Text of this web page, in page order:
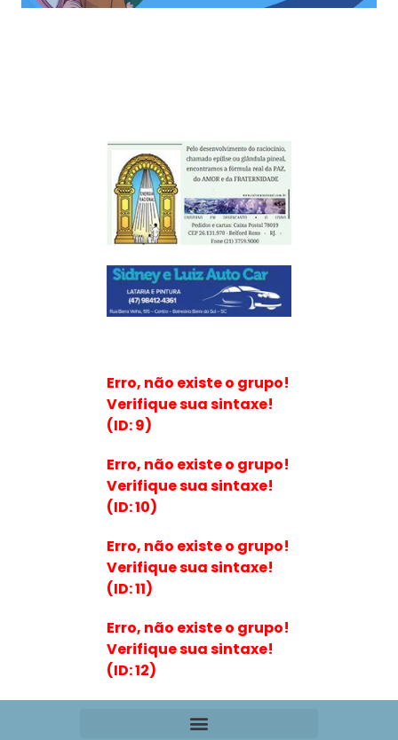
Erro, não existe o grupo!
Verifique sua sintaxe!
(ID: 9)
Erro, não existe o grupo!
Verifique sua sintaxe!
(ID: 10)
Erro, não existe o grupo!
Verifique sua sintaxe!
(ID: 11)
Erro, não existe o grupo!
Verifique sua sintaxe!
(ID: 12)